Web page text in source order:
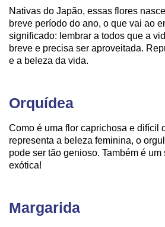
Nativas do Japão, essas flores
breve período do ano, o que vai ao
significado: lembrar a todos que a
breve e precisa ser aproveitada.
e a beleza da vida.
Orquídea
Como é uma flor caprichosa e difícil
representa a beleza feminina, o
pode ser tão genioso. Também é
exótica!
Margarida